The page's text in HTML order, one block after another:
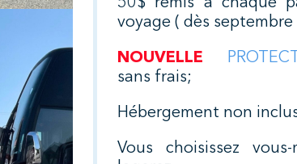
50$ remis à chaque
voyage ( dès septembre
NOUVELLE
sans frais;
Hébergement non
Vous choisissez